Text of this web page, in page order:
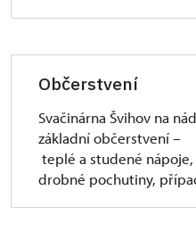
Občerstvení
Svačinárna Švihov na
základní občerstvení –
teplé a studené
drobné pochutiny,